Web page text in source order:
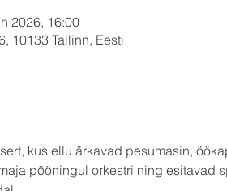
2026, 16:00
10133 Tallinn, Eesti
kus ellu ärkavad pesumasin,
pööningul orkestri ning esitavad